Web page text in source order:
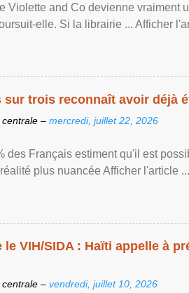
Violette and Co devienne vraiment
elle. Si la librairie ... Afficher
sur trois reconnaît avoir déjà
centrale – mercredi, juillet 22, 2026
des Français estiment qu'il est
plus nuancée Afficher l'article ...
le VIH/SIDA : Haïti appelle à
centrale – vendredi, juillet 10, 2026